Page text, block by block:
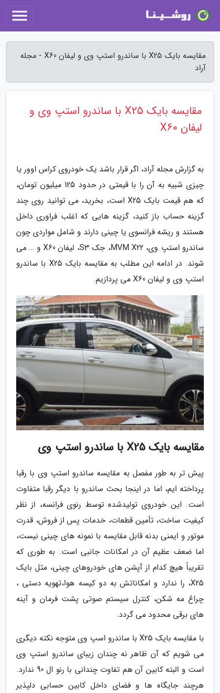
مقایسه بایک X25 با ساندرو استپ وی و لیفان X60 - مجله
آراد
مقایسه بایک X25 با ساندرو استپ وی و
لیفان X60
به گزارش مجله آراد، اگر قرار باشد یک خودروی کراس اوور یا
چیزی شبیه به آن را با قیمتی در حدود 125 میلیون تومان،
که هم قیمت بایک X25 است، بخرید، می توانید روی چند
گزینه حساب باز کنید، گزینه هایی که اغلب فراوری داخل
هستند و ریشه فرانسوی یا چینی دارند و شامل مواردی چون
ساندرو استپ وی، MVM X22، جک S3، لیفان X60 و … می
شوند. در ادامه این مطلب به مقایسه بایک X25 با ساندرو
استپ وی و لیفان X60 می پردازیم.
مقایسه بایک X25 با ساندرو استپ وی
پیش تر به طور مفصل به مقایسه ساندرو استپ وی با رقبا
پرداخته ایم، اما در اینجا بحث ساندرو با دیگر رقبا متفاوت
است. این خودروی تولیدشده توسط رنوی فرانسه، از نظر
کیفیت ساخت، تأمین قطعات، خدمات پس از فروش، قدرت
موتور و ایمنی بدنه قابل مقایسه با نمونه های چینی نیست،
اما ضعف عظیم آن در امکانات جانبی است. به طوری که
تقریباً هیچ کدام از آپشن های خودروهای چینی، مثل بایک
X25، را ندارد و امکاناتش به دو کیسه هوا،تهویه دستی ،
چراغ مه شکن، کنترل سیستم صوتی پشت فرمان و آینه
های برقی محدود می گردد.
با مقایسه بایک X25 با ساندرو اسپ وی متوجه نکته دیگری
می شویم که آن ظاهر نه چندان زیبای ساندرو استپ وی
است و البته کابین آن هم تفاوت چندانی با رنو ال 90 ندارد.
هرچند جایگاه ها و فضای داخل کابین حسابی دلپذیر